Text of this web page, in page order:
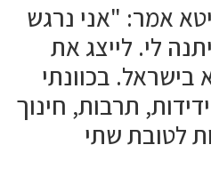
אמר: "אני נרגש
לי. לייצג את
בכוונתי
תרבות, חינוך
שתי